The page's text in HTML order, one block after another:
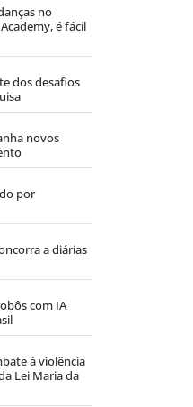
no
é fácil
dos desafios
novos
por
a diárias
com IA
à violência
Lei Maria da